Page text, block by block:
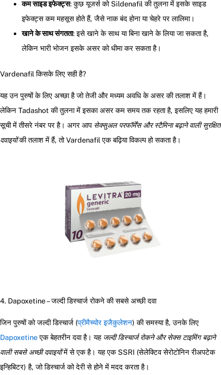
कम साइड इफेक्ट्स: कुछ यूजर्स को Sildenafil की तुलना में इसके साइड
इफेक्ट्स कम महसूस होते हैं, जैसे नाक बंद होना या चेहरे पर लालिमा।
खाने के साथ संगतता: इसे खाने के साथ या बिना खाने के लिया जा सकता है,
लेकिन भारी भोजन इसके असर को धीमा कर सकता है।
Vardenafil किसके लिए सही है?
यह उन पुरुषों के लिए अच्छा है जो तेजी और मध्यम अवधि के असर की तलाश में हैं।
लेकिन Tadashot की तुलना में इसका असर कम समय तक रहता है, इसलिए यह हमारी
सूची में तीसरे नंबर पर है। अगर आप सेक्सुअल परफॉर्मेंस और स्टैमिना बढ़ाने वाली सुरक्षित
दवाइयोंकी तलाश में हैं, तो Vardenafil एक बढ़िया विकल्प हो सकता है।
4. Dapoxetine – जल्दी डिस्चार्ज रोकने की सबसे अच्छी दवा
जिन पुरुषों को जल्दी डिस्चार्ज (प्रीमैच्योर इजैकुलेशन) की समस्या है, उनके लिए
Dapoxetineएक बेहतरीन दवा है। यह जल्दी डिस्चार्ज रोकने और सेक्स टाइमिंग बढ़ाने
वाली सबसे अच्छी दवाइयोंमें से एक है। यह एक SSRI (सेलेक्टिव सेरोटोनिन रीअपटेक
इन्हिबिटर) है, जो डिस्चार्ज को देरी से होने में मदद करता है।